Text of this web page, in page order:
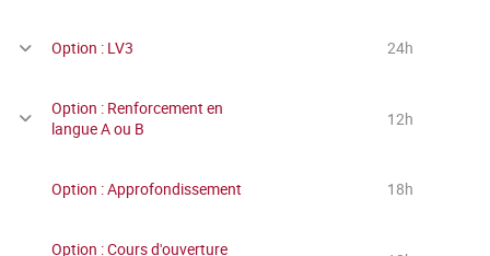
Option : LV3 24h
Option : Renforcement en
langue A ou B
12h
Option : Approfondissement 18h
Option : Cours d'ouverture